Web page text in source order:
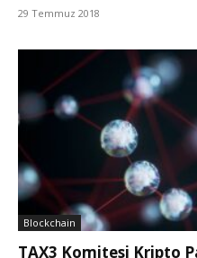
29 Temmuz 2018
Blockchain
TAX3 Komitesi Kripto